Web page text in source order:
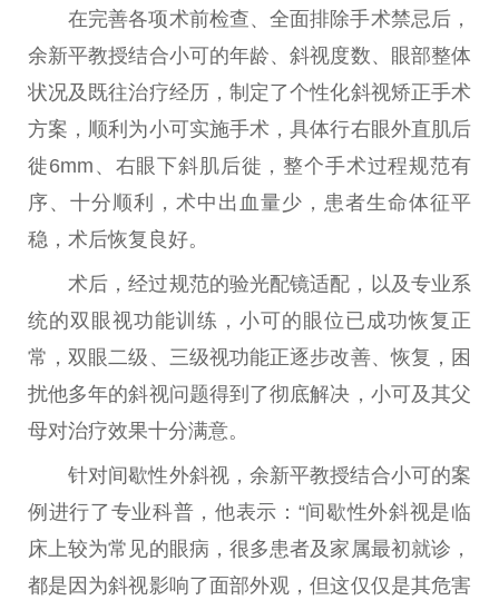
在完善各项术前检查、全面排除手术禁忌后，
余新平教授结合小可的年龄、斜视度数、眼部整体
状况及既往治疗经历，制定了个性化斜视矫正手术
方案，顺利为小可实施手术，具体行右眼外直肌后
徙6mm、右眼下斜肌后徙，整个手术过程规范有
序、十分顺利，术中出血量少，患者生命体征平
稳，术后恢复良好。
术后，经过规范的验光配镜适配，以及专业系
统的双眼视功能训练，小可的眼位已成功恢复正
常，双眼二级、三级视功能正逐步改善、恢复，困
扰他多年的斜视问题得到了彻底解决，小可及其父
母对治疗效果十分满意。
针对间歇性外斜视，余新平教授结合小可的案
例进行了专业科普，他表示：“间歇性外斜视是临
床上较为常见的眼病，很多患者及家属最初就诊，
都是因为斜视影响了面部外观，但这仅仅是其危害